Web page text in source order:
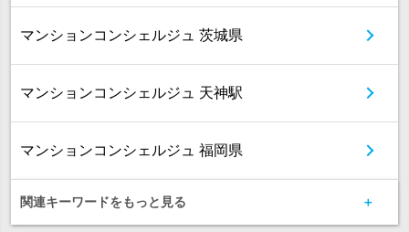
マンションコンシェルジュ 茨城県
マンションコンシェルジュ 天神駅
マンションコンシェルジュ 福岡県
関連キーワードをもっと見る